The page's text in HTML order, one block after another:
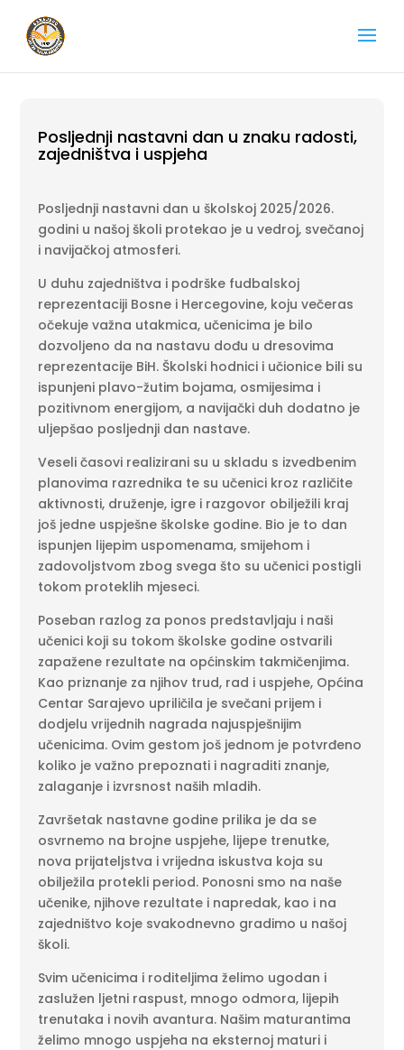
Posljednji nastavni dan u znaku radosti,
zajedništva i uspjeha
Posljednji nastavni dan u školskoj 2025/2026.
godini u našoj školi protekao je u vedroj, svečanoj
i navijačkoj atmosferi.
U duhu zajedništva i podrške fudbalskoj
reprezentaciji Bosne i Hercegovine, koju večeras
očekuje važna utakmica, učenicima je bilo
dozvoljeno da na nastavu dođu u dresovima
reprezentacije BiH. Školski hodnici i učionice bili su
ispunjeni plavo-žutim bojama, osmijesima i
pozitivnom energijom, a navijački duh dodatno je
uljepšao posljednji dan nastave.
Veseli časovi realizirani su u skladu s izvedbenim
planovima razrednika te su učenici kroz različite
aktivnosti, druženje, igre i razgovor obilježili kraj
još jedne uspješne školske godine. Bio je to dan
ispunjen lijepim uspomenama, smijehom i
zadovoljstvom zbog svega što su učenici postigli
tokom proteklih mjeseci.
Poseban razlog za ponos predstavljaju i naši
učenici koji su tokom školske godine ostvarili
zapažene rezultate na općinskim takmičenjima.
Kao priznanje za njihov trud, rad i uspjehe, Općina
Centar Sarajevo upriličila je svečani prijem i
dodjelu vrijednih nagrada najuspješnijim
učenicima. Ovim gestom još jednom je potvrđeno
koliko je važno prepoznati i nagraditi znanje,
zalaganje i izvrsnost naših mladih.
Završetak nastavne godine prilika je da se
osvrnemo na brojne uspjehe, lijepe trenutke,
nova prijateljstva i vrijedna iskustva koja su
obilježila protekli period. Ponosni smo na naše
učenike, njihove rezultate i napredak, kao i na
zajedništvo koje svakodnevno gradimo u našoj
školi.
Svim učenicima i roditeljima želimo ugodan i
zaslužen ljetni raspust, mnogo odmora, lijepih
trenutaka i novih avantura. Našim maturantima
želimo mnogo uspjeha na eksternoj maturi i